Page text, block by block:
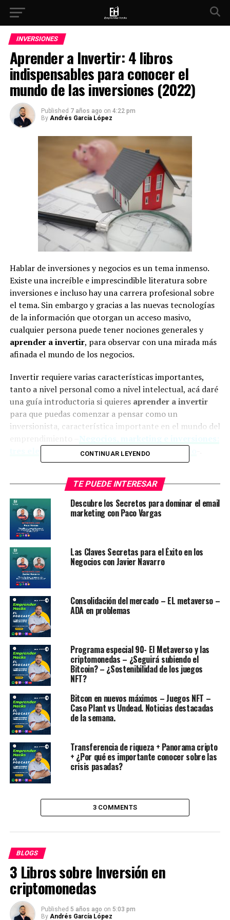
INVERSIONES
Aprender a Invertir: 4 libros
indispensables para conocer el
mundo de las inversiones (2022)
Published 7 años ago on 4:22 pm
By Andrés García López
Hablar de inversiones y negocios es un tema inmenso.
Existe una increíble e imprescindible literatura sobre
inversiones e incluso hay una carrera profesional sobre
el tema. Sin embargo y gracias a las nuevas tecnologías
de la información que otorgan un acceso masivo,
cualquier persona puede tener nociones generales y
aprender a invertir, para observar con una mirada más
afinada el mundo de los negocios.
Invertir requiere varias características importantes,
tanto a nivel personal como a nivel intelectual, acá daré
una guía introductoria si quieres aprender a invertir
para que puedas comenzar a pensar como un
inversionista, característica importante en el mundo del
tres elementos esenciales del emprendimiento
Contenidos ocultar
1 ¿Cómo introducirme en éste maravilloso mundo?
2 ¿Qué se conoce como inversión?
3 4 Libros para iniciarte en las inversiones y aprender a
invertir
3.1 1.- Un Paso Delante de Wall Street.
3.1.1
2.- Fundamento de inversiones de Gitman y
Joehnk
3.1.3
4.- El inversor inteligente de Benjamin Graham
3.1.4
¿Quieres más información sobre Inversión?
Este post te puede interesar. Trading de
Criptomonedas
¿Cómo introducirme en éste
maravilloso mundo?
¿Qué se conoce como
inversión?
Primero debes conocer que se conoce como inversión y
en qué consiste. El término inversión está directamente
optimizar y manejar tus recursos financieros, tendrás el
éxito asegurado.
Inversión es una categoría relacionada al mundo de la
economía y las finanzas, cuya diversidad de términos a
los que hace alusión, generan que sea un tópico con
diversas ópticas. Está directamente relacionado a
conceptos como el ahorro, la gestión del capital y la
postergación del consumo, cuyo principal objetivo es
alcanzar una determinada meta u obtener un beneficio,
CONTINUAR LEYENDO
TE PUEDE INTERESAR
Descubre los Secretos para dominar el email
marketing con Paco Vargas
Las Claves Secretas para el Éxito en los
Negocios con Javier Navarro
Consolidación del mercado – EL metaverso –
ADA en problemas
Programa especial 90- El Metaverso y las
criptomonedas – ¿Seguirá subiendo el
Bitcoin? – ¿Sostenibilidad de los juegos
NFT?
Bitcon en nuevos máximos – Juegos NFT –
Caso Plant vs Undead. Noticias destacadas
de la semana.
Transferencia de riqueza + Panorama cripto
+ ¿Por qué es importante conocer sobre las
crisis pasadas?
3 COMMENTS
BLOGS
3 Libros sobre Inversión en
criptomonedas
Published 5 años ago on 5:03 pm
By Andrés García López